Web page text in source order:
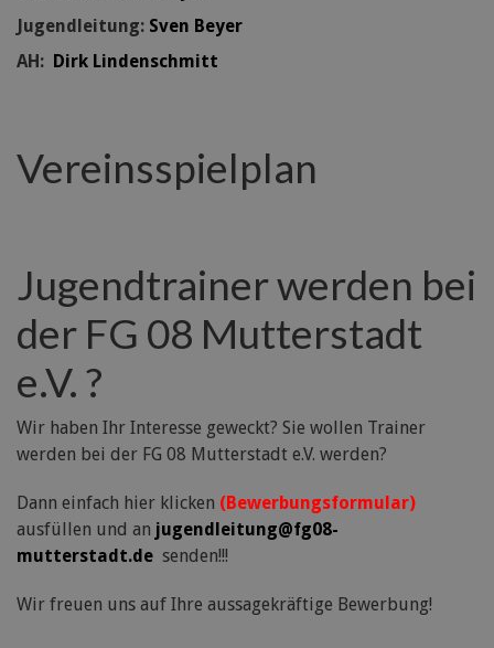
Jugendleitung: Sven Beyer
AH: Dirk Lindenschmitt
Vereinsspielplan
Jugendtrainer werden bei
der FG 08 Mutterstadt
e.V. ?
Wir haben Ihr Interesse geweckt? Sie wollen Trainer
werden bei der FG 08 Mutterstadt e.V. werden?
Dann einfach hier klicken (Bewerbungsformular)
ausfüllen und an jugendleitung@fg08-
mutterstadt.de senden!!!
Wir freuen uns auf Ihre aussagekräftige Bewerbung!